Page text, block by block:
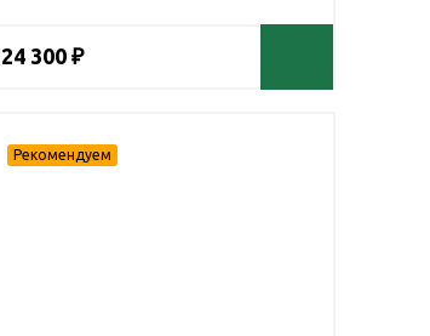
24 300 ₽